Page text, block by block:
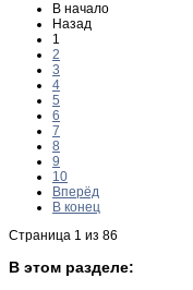
В начало
Назад
1
2
3
4
5
6
7
8
9
10
Вперёд
В конец
Страница 1 из 86
В этом разделе: